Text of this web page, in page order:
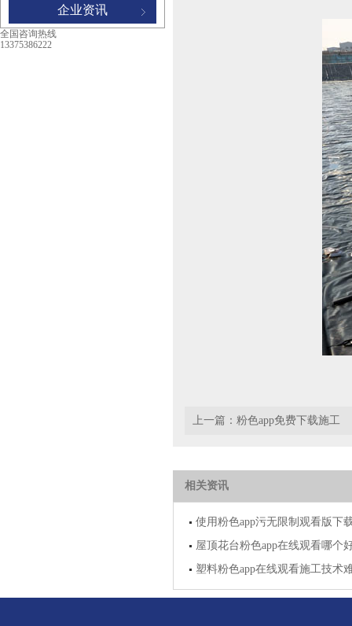
企业资讯
全国咨询热线
13375386222
上一篇： 粉色app免费下载施工
相关资讯
使用粉色app污无限制观看版下
屋顶花台粉色app在线观看哪个
塑料粉色app在线观看施工技术